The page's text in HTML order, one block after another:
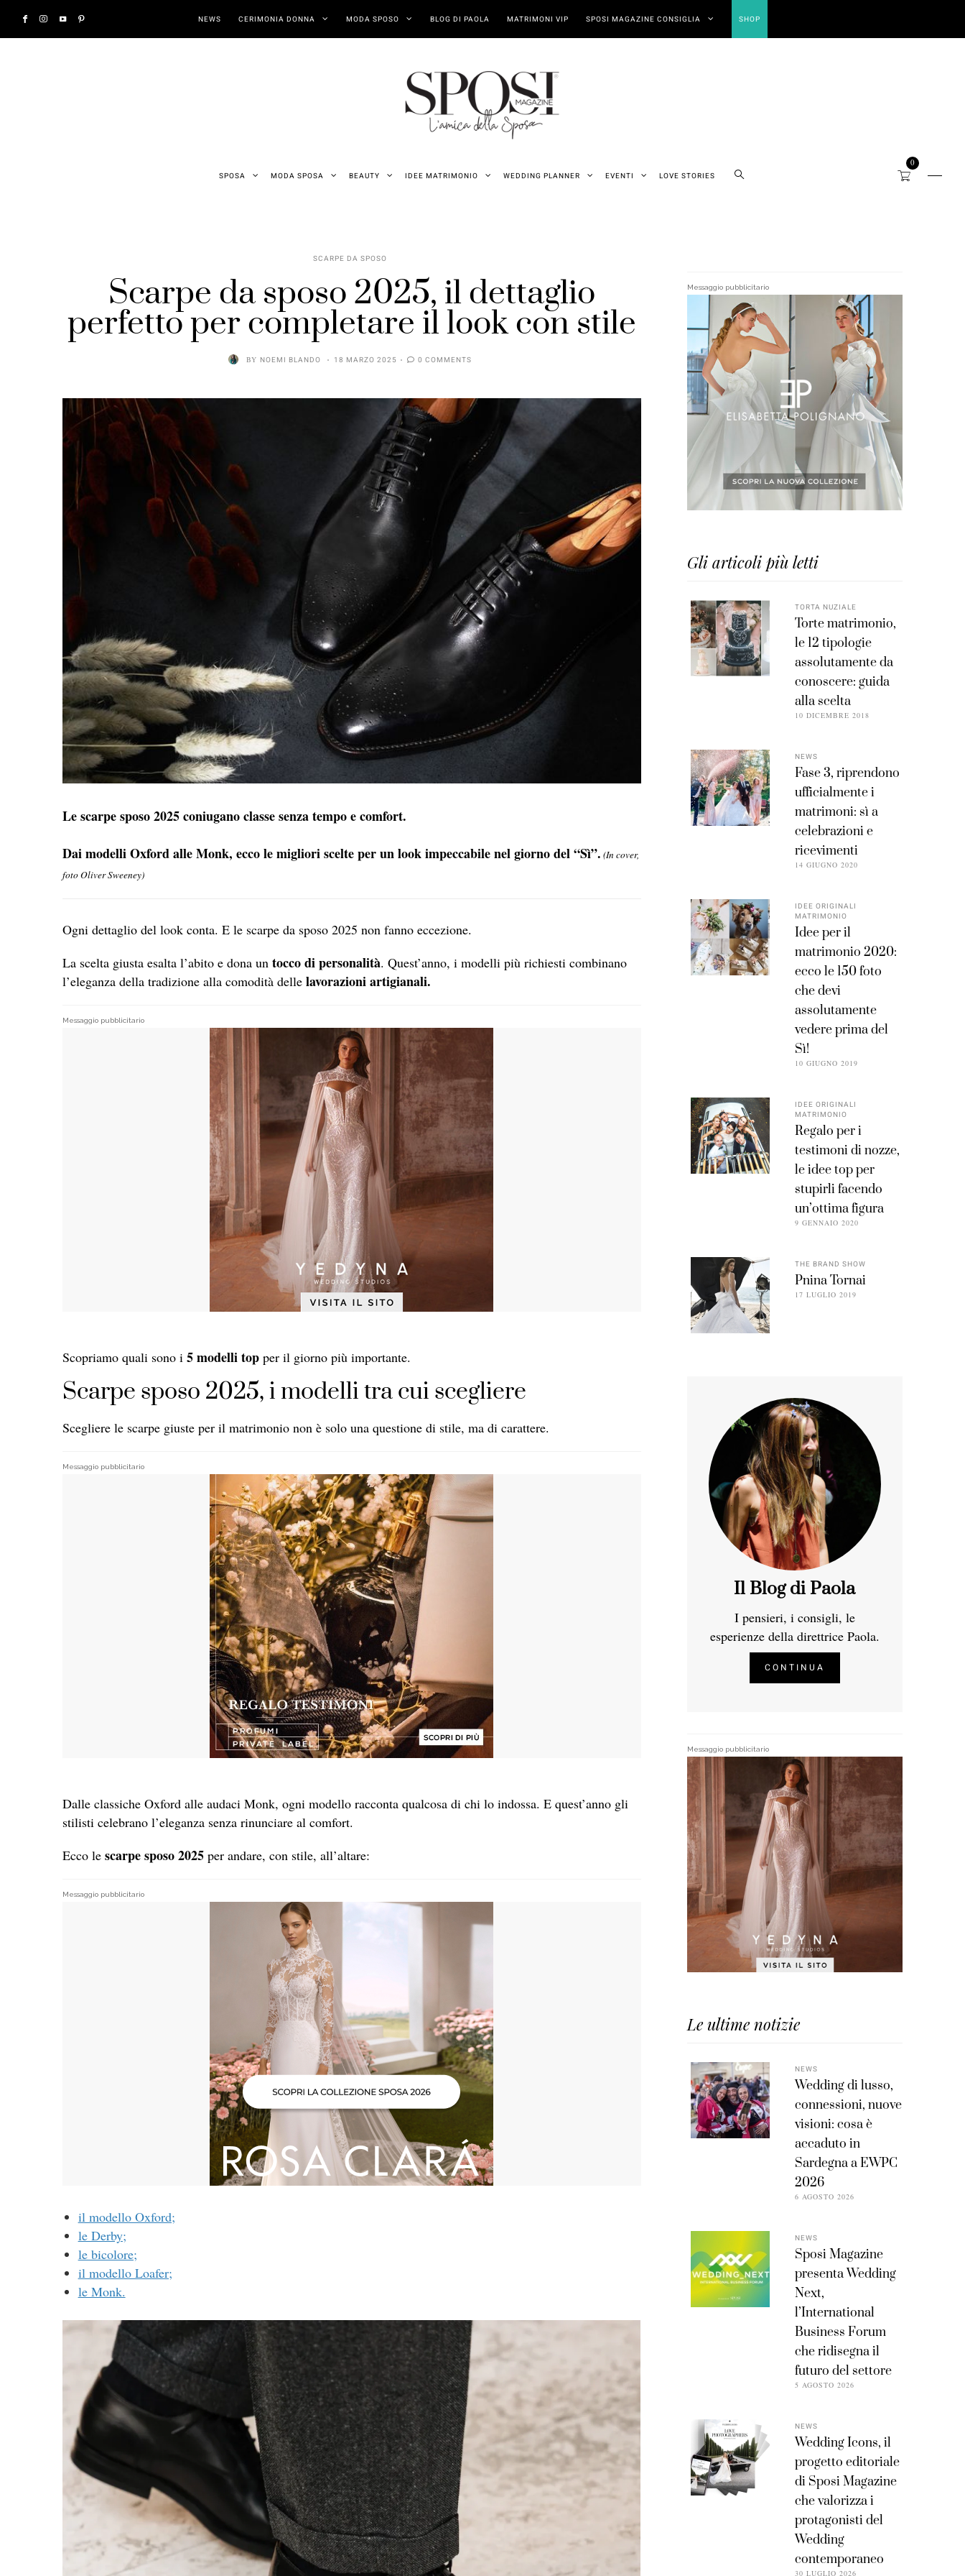
NEWS CERIMONIA DONNA MODA SPOSO BLOG DI PAOLA MATRIMONI VIP SPOSI MAGAZINE CONSIGLIA SHOP
SPOSA MODA SPOSA BEAUTY IDEE MATRIMONIO WEDDING PLANNER EVENTI LOVE STORIES
0
SCARPE DA SPOSO
Scarpe da sposo 2025, il dettaglio
perfetto per completare il look con stile
BY NOEMI BLANDO 18 MARZO 2025 0 COMMENTS
Le scarpe sposo 2025 coniugano classe senza tempo e comfort.
Dai modelli Oxford alle Monk, ecco le migliori scelte per un look impeccabile nel giorno del “Sì”. (In cover,
foto Oliver Sweeney)
Ogni dettaglio del look conta. E le scarpe da sposo 2025 non fanno eccezione.
La scelta giusta esalta l’abito e dona un tocco di personalità. Quest’anno, i modelli più richiesti combinano
l’eleganza della tradizione alla comodità delle lavorazioni artigianali.
Messaggio pubblicitario
Scopriamo quali sono i 5 modelli top per il giorno più importante.
Scarpe sposo 2025, i modelli tra cui scegliere
Scegliere le scarpe giuste per il matrimonio non è solo una questione di stile, ma di carattere.
Messaggio pubblicitario
Dalle classiche Oxford alle audaci Monk, ogni modello racconta qualcosa di chi lo indossa. E quest’anno gli
stilisti celebrano l’eleganza senza rinunciare al comfort.
Ecco le scarpe sposo 2025 per andare, con stile, all’altare:
Messaggio pubblicitario
il modello Oxford;
le Derby;
le bicolore;
il modello Loafer;
le Monk.
Messaggio pubblicitario
Gli articoli più letti
TORTA NUZIALE
Torte matrimonio,
le 12 tipologie
assolutamente da
conoscere: guida
alla scelta
10 DICEMBRE 2018
NEWS
Fase 3, riprendono
ufficialmente i
matrimoni: sì a
celebrazioni e
ricevimenti
14 GIUGNO 2020
IDEE ORIGINALI
MATRIMONIO
Idee per il
matrimonio 2020:
ecco le 150 foto
che devi
assolutamente
vedere prima del
Sì!
10 GIUGNO 2019
IDEE ORIGINALI
MATRIMONIO
Regalo per i
testimoni di nozze,
le idee top per
stupirli facendo
un’ottima figura
9 GENNAIO 2020
THE BRAND SHOW
Pnina Tornai
17 LUGLIO 2019
Il Blog di Paola
I pensieri, i consigli, le
esperienze della direttrice Paola.
CONTINUA
Messaggio pubblicitario
Le ultime notizie
NEWS
Wedding di lusso,
connessioni, nuove
visioni: cosa è
accaduto in
Sardegna a EWPC
2026
6 AGOSTO 2026
NEWS
Sposi Magazine
presenta Wedding
Next,
l’International
Business Forum
che ridisegna il
futuro del settore
5 AGOSTO 2026
NEWS
Wedding Icons, il
progetto editoriale
di Sposi Magazine
che valorizza i
protagonisti del
Wedding
contemporaneo
30 LUGLIO 2026